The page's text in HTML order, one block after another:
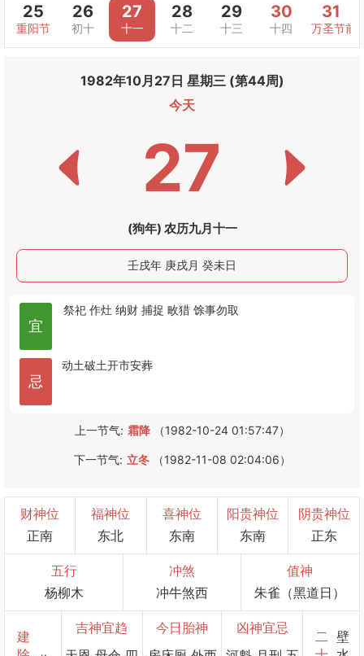
25
重阳节
26
初十
27
十一
28
十二
29
十三
30
十四
31
万圣节前
1982年10月27日 星期三 (第44周)
今天
27
(狗年) 农历九月十一
壬戌年 庚戌月 癸未日
宜
祭祀 作灶 纳财 捕捉 畋猎 馀事勿取
忌
动土破土开市安葬
上一节气: 霜降 （1982-10-24 01:57:47）
下一节气: 立冬 （1982-11-08 02:04:06）
财神位
正南
福神位
东北
喜神位
东南
阳贵神位
东南
阴贵神位
正东
五行
杨柳木
冲煞
冲牛煞西
值神
朱雀（黑道日）
建
吉神宜趋
今日胎神
凶神宜忌
二 壁